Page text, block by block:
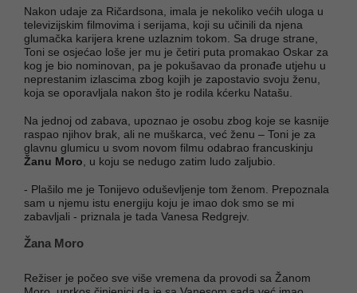
Nakon udaje za Ričardsona, imala je nekoliko većih uloga u
televizijskim filmovima i serijama, koji su učinili da njena
glumačka karijera krene uzlaznim tokom. Sa druge strane,
Toni se osjećao loše jer mu je četiri puta promakao Oskar za
kog je bio nominovan, pa je pokušavao da pronađe utjehu u
neprestanim izlascima zbog kojih je zapostavio svoju ženu,
koja se oporavljala nakon što je rodila kćerku Natašu.
Na jednoj od zabava, upoznao je osobu zbog koje se kasnije
raspao njihov brak, ali ne muškarca, već ženu – Toni je za
glavnu glumicu u svom novom filmu odabrao francuskinju
Žanu Moro, u koju se nedugo zatim ludo zaljubio.
- Plašilo me je Tonijevo oduševljenje tom ženom. Prepoznala
sam u njemu istu energiju koju je imao dok smo se mi
zabavljali - priznala je tada Vanesa Redgrejv.
Žana Moro
Režiser je počeo sve više vremena da provodi sa Žanom